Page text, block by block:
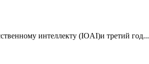
интеллекту (IOAI)и третий год...